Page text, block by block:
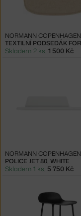
NORMANN COPENHAGEN
Skladem 2 ks, 1 500 Kč
POLICE JET 80, WHITE
NORMANN COPENHAGEN
Skladem 1 ks, 5 750 Kč